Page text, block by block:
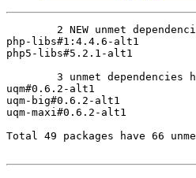
php-libs#1:4.4.6-alt1   	libmm.so.1
php5-libs#5.2.1-alt1    	libmm.so.1
uqm#0.6.2-alt1          	uqm-bin = 0.6.2
uqm-big#0.6.2-alt1      	uqm-bin = 0.6.2
uqm-maxi#0.6.2-alt1     	uqm-bin = 0.6.2
Total 49 packages have 66